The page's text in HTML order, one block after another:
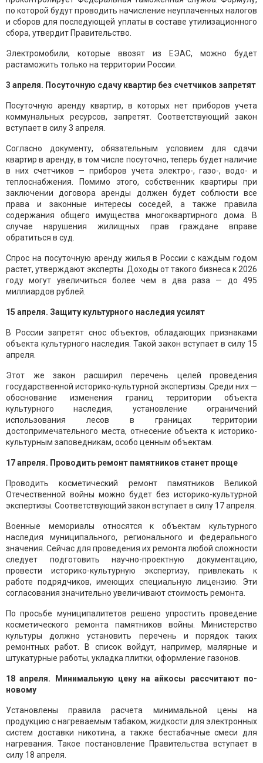
по которой будут проводить начисление неуплаченных налогов
и сборов для последующей уплаты в составе утилизационного
сбора, утвердит Правительство.
Электромобили, которые ввозят из ЕЭАС, можно будет
растаможить только на территории России.
3 апреля. Посуточную сдачу квартир без счетчиков запретят
Посуточную аренду квартир, в которых нет приборов учета
коммунальных ресурсов, запретят. Соответствующий закон
вступает в силу 3 апреля.
Согласно документу, обязательным условием для сдачи
квартир в аренду, в том числе посуточно, теперь будет наличие
в них счетчиков — приборов учета электро-, газо-, водо- и
теплоснабжения. Помимо этого, собственник квартиры при
заключении договора аренды должен будет соблюсти все
права и законные интересы соседей, а также правила
содержания общего имущества многоквартирного дома. В
случае нарушения жилищных прав граждане вправе
обратиться в суд.
Спрос на посуточную аренду жилья в России с каждым годом
растет, утверждают эксперты. Доходы от такого бизнеса к 2026
году могут увеличиться более чем в два раза — до 495
миллиардов рублей.
15 апреля. Защиту культурного наследия усилят
В России запретят снос объектов, обладающих признаками
объекта культурного наследия. Такой закон вступает в силу 15
апреля.
Этот же закон расширил перечень целей проведения
государственной историко-культурной экспертизы. Среди них —
обоснование изменения границ территории объекта
культурного наследия, установление ограничений
использования лесов в границах территории
достопримечательного места, отнесение объекта к историко-
культурным заповедникам, особо ценным объектам.
17 апреля. Проводить ремонт памятников станет проще
Проводить косметический ремонт памятников Великой
Отечественной войны можно будет без историко-культурной
экспертизы. Соответствующий закон вступает в силу 17 апреля.
Военные мемориалы относятся к объектам культурного
наследия муниципального, регионального и федерального
значения. Сейчас для проведения их ремонта любой сложности
следует подготовить научно-проектную документацию,
провести историко-культурную экспертизу, привлекать к
работе подрядчиков, имеющих специальную лицензию. Эти
согласования значительно увеличивают стоимость ремонта.
По просьбе муниципалитетов решено упростить проведение
косметического ремонта памятников войны. Министерство
культуры должно установить перечень и порядок таких
ремонтных работ. В список войдут, например, малярные и
штукатурные работы, укладка плитки, оформление газонов.
18 апреля. Минимальную цену на айкосы рассчитают по-
новому
Установлены правила расчета минимальной цены на
продукцию с нагреваемым табаком, жидкости для электронных
систем доставки никотина, а также бестабачные смеси для
нагревания. Такое постановление Правительства вступает в
силу 18 апреля.